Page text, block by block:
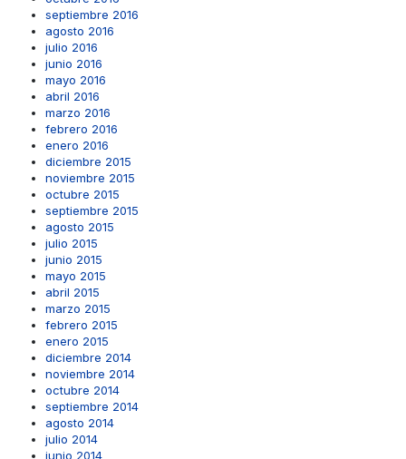
septiembre 2016
agosto 2016
julio 2016
junio 2016
mayo 2016
abril 2016
marzo 2016
febrero 2016
enero 2016
diciembre 2015
noviembre 2015
octubre 2015
septiembre 2015
agosto 2015
julio 2015
junio 2015
mayo 2015
abril 2015
marzo 2015
febrero 2015
enero 2015
diciembre 2014
noviembre 2014
octubre 2014
septiembre 2014
agosto 2014
julio 2014
junio 2014